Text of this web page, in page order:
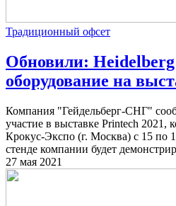
Традиционный офсет
Обновили: Heidelberg
оборудование на
Компания "Гейдельберг-СНГ"
участие в выставке Printech
Крокус-Экспо (г. Москва) с 15 по
стенде компании будет
27 мая 2021